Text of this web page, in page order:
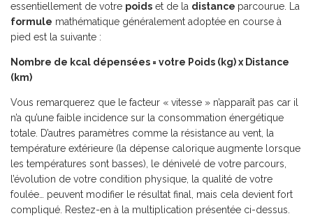
essentiellement de votre poids et de la distance parcourue. La
formule mathématique généralement adoptée en course à
pied est la suivante :
Nombre de kcal dépensées = votre Poids (kg) x Distance
(km)
Vous remarquerez que le facteur « vitesse » n’apparaît pas car il
n’a qu’une faible incidence sur la consommation énergétique
totale. D’autres paramètres comme la résistance au vent, la
température extérieure (la dépense calorique augmente lorsque
les températures sont basses), le dénivelé de votre parcours,
l’évolution de votre condition physique, la qualité de votre
foulée… peuvent modifier le résultat final, mais cela devient fort
compliqué. Restez-en à la multiplication présentée ci-dessus.